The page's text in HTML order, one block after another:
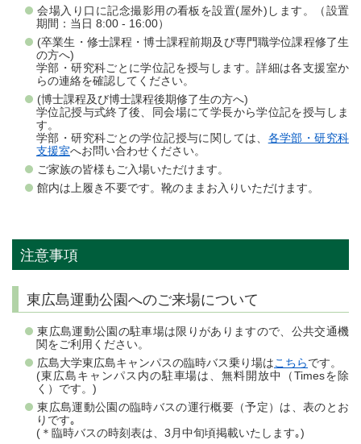
会場入り口に記念撮影用の看板を設置(屋外)します。（設置
期間：当日 8:00 - 16:00）
(卒業生・修士課程・博士課程前期及び専門職学位課程修了生
の方へ)
学部・研究科ごとに学位記を授与します。詳細は各支援室か
らの連絡を確認してください。
(博士課程及び博士課程後期修了生の方へ)
学位記授与式終了後、同会場にて学長から学位記を授与しま
す。
学部・研究科ごとの学位記授与に関しては、 各学部・研究科
支援室へお問い合わせください。
ご家族の皆様もご入場いただけます。
館内は上履き不要です。靴のままお入りいただけます。
注意事項
東広島運動公園へのご来場について
東広島運動公園の駐車場は限りがありますので、公共交通機
関をご利用ください。
広島大学東広島キャンパスの臨時バス乗り場はこちらです。
(東広島キャンパス内の駐車場は、無料開放中（Timesを除
く）です。)
東広島運動公園の臨時バスの運行概要（予定）は、表のとお
りです｡
(＊臨時バスの時刻表は、3月中旬頃掲載いたします｡)